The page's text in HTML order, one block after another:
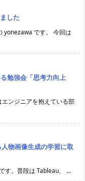
した
yonezawa です。 今回は
勉強会「思考力向上
ンジニアを抱えている部
物画像生成の学習に取
す。普段は Tableau、 ...